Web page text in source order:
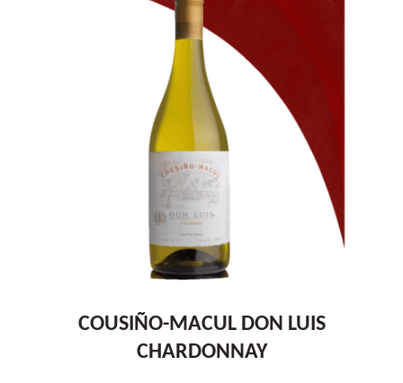
COUSIÑO-MACUL DON LUIS
CHARDONNAY